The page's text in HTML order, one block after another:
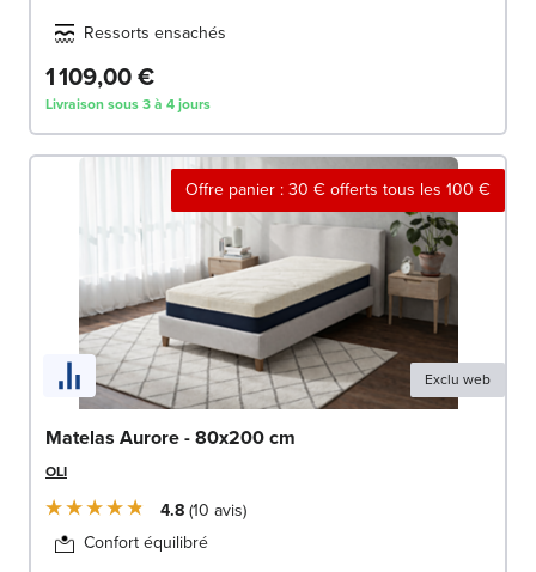
Ressorts ensachés
1 109,00 €
Livraison sous 3 à 4 jours
Offre panier : 30 € offerts tous les 100 €
Exclu web
Matelas Aurore - 80x200 cm
OLI
4.8 10 avis
Confort équilibré